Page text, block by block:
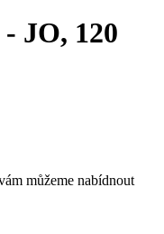
JO, 120
můžeme nabídnout